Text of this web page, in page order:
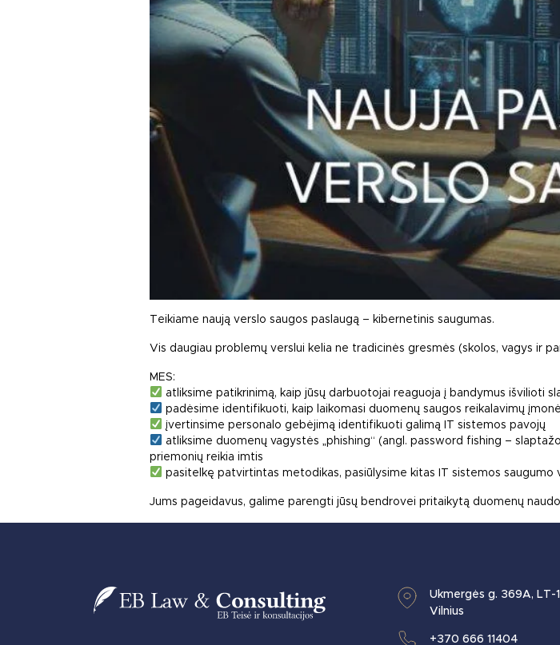
Teikiame naują verslo saugos paslaugą – kibernetinis saugumas.
Vis daugiau problemų verslui kelia ne tradicinės gresmės (skolos, vagys ir
MES:
atliksime patikrinimą, kaip jūsų darbuotojai reaguoja į bandymus išvilioti
padėsime identifikuoti, kaip laikomasi duomenų saugos reikalavimų
įvertinsime personalo gebėjimą identifikuoti galimą IT sistemos pavojų
atliksime duomenų vagystės „phishing“ (angl. password fishing –
priemonių reikia imtis
pasitelkę patvirtintas metodikas, pasiūlysime kitas IT sistemos saugumo
Jums pageidavus, galime parengti jūsų bendrovei pritaikytą duomenų
Ukmergės g. 369A, LT-
Vilnius
+370 666 11404